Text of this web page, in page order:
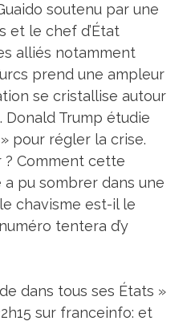
soutenu par une
et le chef d’État
alliés notamment
prend une ampleur
se cristallise autour
Donald Trump étudie
pour régler la crise.
? Comment cette
pu sombrer dans une
chavisme est-il le
tentera d’y
dans tous ses États »
sur franceinfo: et